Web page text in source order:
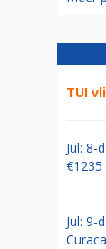
TUI
Jul: 8-
€1235
Jul: 9-